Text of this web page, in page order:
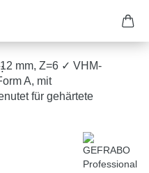
mm, Z=6 ✓ VHM-
A, mit
für gehärtete